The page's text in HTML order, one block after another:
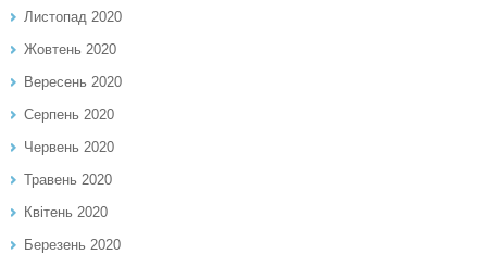
Листопад 2020
Жовтень 2020
Вересень 2020
Серпень 2020
Червень 2020
Травень 2020
Квітень 2020
Березень 2020